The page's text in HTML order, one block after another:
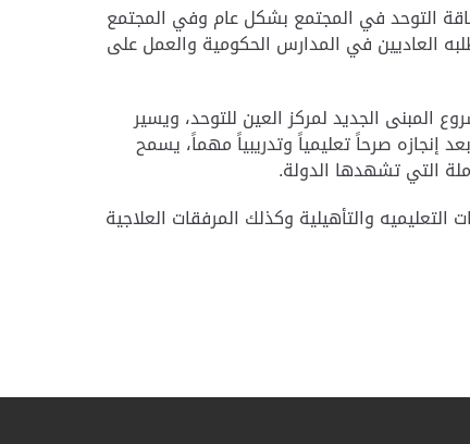
التوحد في المجتمع بشكل عام وفي المجتمع
العاديين في المدارس الحكومية والعمل على
الجديد لمركز العين للتوحد، ويسير
صرحاً تعليمياً وتدريبياً مهماً، يسمح
التي تشهدها الدولة.
جميع الخدمات التعليميه والتأهيلية وكذلك المرفقات العلاجية